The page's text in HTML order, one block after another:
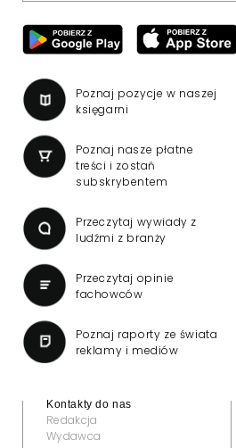
Poznaj pozycje w naszej
księgarni
Poznaj nasze płatne
treści i zostań
subskrybentem
Przeczytaj wywiady z
ludźmi z branży
Przeczytaj opinie
fachowców
Poznaj raporty ze świata
reklamy i mediów
Kontakty do nas
Redakcja
Wydawca